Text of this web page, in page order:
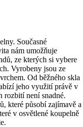
Současné
nám umožňuje
ze kterých si vybere
Vyrobeny jsou ze
Od běžného skla
jeho využití právě v
rozbití není snadné.
které působí zajímavě a
v osvětlené koupelně